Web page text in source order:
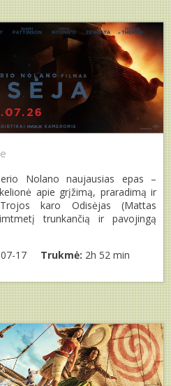
Nolano naujausias epas –
apie grįžimą, praradimą ir
karo Odisėjas (Mattas
trunkančią ir pavojingą
17 Trukmė: 2h 52 min